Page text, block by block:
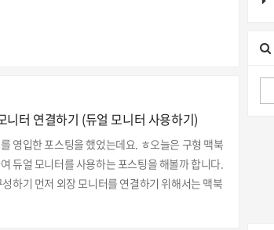
니터 연결하기 (듀얼 모니터 사용하기)
영입한 포스팅을 했었는데요. ㅎ오늘은 구형 맥북
듀얼 모니터를 사용하는 포스팅을 해볼까 합니다.
하기 먼저 외장 모니터를 연결하기 위해서는 맥북